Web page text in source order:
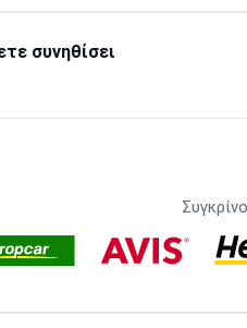
συνηθίσει